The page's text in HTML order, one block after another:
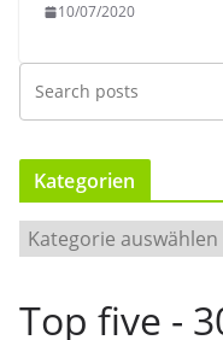
10/07/2020
Kategorien
a
Top five -